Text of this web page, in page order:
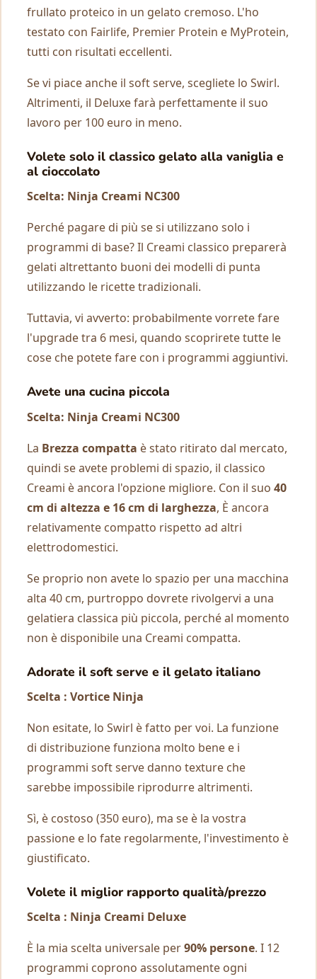
frullato proteico in un gelato cremoso. L'ho
testato con Fairlife, Premier Protein e MyProtein,
tutti con risultati eccellenti.
Se vi piace anche il soft serve, scegliete lo Swirl.
Altrimenti, il Deluxe farà perfettamente il suo
lavoro per 100 euro in meno.
Volete solo il classico gelato alla vaniglia e
al cioccolato
Scelta: Ninja Creami NC300
Perché pagare di più se si utilizzano solo i
programmi di base? Il Creami classico preparerà
gelati altrettanto buoni dei modelli di punta
utilizzando le ricette tradizionali.
Tuttavia, vi avverto: probabilmente vorrete fare
l'upgrade tra 6 mesi, quando scoprirete tutte le
cose che potete fare con i programmi aggiuntivi.
Avete una cucina piccola
Scelta: Ninja Creami NC300
La Brezza compatta è stato ritirato dal mercato,
quindi se avete problemi di spazio, il classico
Creami è ancora l'opzione migliore. Con il suo 40
cm di altezza e 16 cm di larghezza, È ancora
relativamente compatto rispetto ad altri
elettrodomestici.
Se proprio non avete lo spazio per una macchina
alta 40 cm, purtroppo dovrete rivolgervi a una
gelatiera classica più piccola, perché al momento
non è disponibile una Creami compatta.
Adorate il soft serve e il gelato italiano
Scelta : Vortice Ninja
Non esitate, lo Swirl è fatto per voi. La funzione
di distribuzione funziona molto bene e i
programmi soft serve danno texture che
sarebbe impossibile riprodurre altrimenti.
Sì, è costoso (350 euro), ma se è la vostra
passione e lo fate regolarmente, l'investimento è
giustificato.
Volete il miglior rapporto qualità/prezzo
Scelta : Ninja Creami Deluxe
È la mia scelta universale per90% persone. I 12
programmi coprono assolutamente ogni